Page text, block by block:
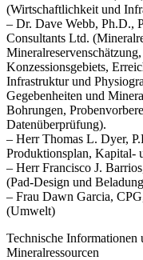
(Wirtschaftlichkeit und
– Dr. Dave Webb, Ph.D.,
Consultants Ltd.
Konzessionsgebiets,
Infrastruktur und
Gegebenheiten und
Bohrungen,
Datenüberprüfung).
– Herr Thomas L. Dyer,
Produktionsplan, Kapital-
– Herr Francisco J.
(Pad-Design und
– Frau Dawn Garcia,
(Umwelt)
Technische Informationen
Mineralressourcen